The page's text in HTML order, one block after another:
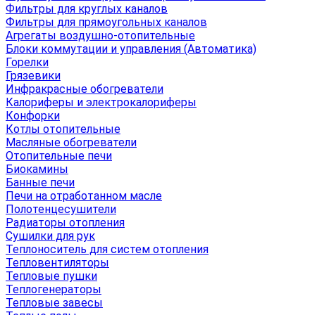
Фильтры для круглых каналов
Фильтры для прямоугольных каналов
Агрегаты воздушно-отопительные
Блоки коммутации и управления (Автоматика)
Горелки
Грязевики
Инфракрасные обогреватели
Калориферы и электрокалориферы
Конфорки
Котлы отопительные
Масляные обогреватели
Отопительные печи
Биокамины
Банные печи
Печи на отработанном масле
Полотенцесушители
Радиаторы отопления
Сушилки для рук
Теплоноситель для систем отопления
Тепловентиляторы
Тепловые пушки
Теплогенераторы
Тепловые завесы